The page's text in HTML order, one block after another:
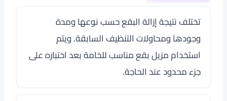
تختلف نتيجة إزالة البقع حسب نوعها ومدة
وجودها ومحاولات التنظيف السابقة. ويتم
استخدام مزيل بقع مناسب للخامة بعد اختباره على
جزء محدود عند الحاجة.